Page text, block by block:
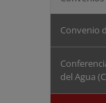
Convenio
del Agua